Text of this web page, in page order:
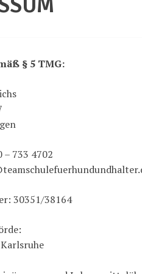
§ 5 TMG:
– 733 4702
30351/38164